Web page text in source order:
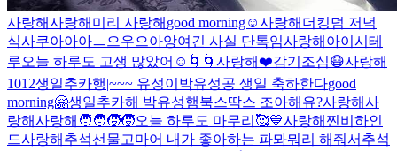
사랑해사랑해 미리 사랑해 good morning☺️사랑해 더킹덤 저녁
식사쿠아아아ㅡ으우으아앙여긴 사실 단톡임사랑해 아이시테
루오늘 하루도 고생 많았어☺️ 🌀🌀 사랑해 ❤️감기조심😷사랑해
1012생일추카행|~~~ 유성이 박유성공 생일 축하한다good
morning🤗생일추카해 박유성햄북스딱스 조아해유?사랑해사
랑해사랑해 🧑‍🧑‍🧒‍🧒오늘 하루도 마무리🥰💙사랑해 찐비하인
드사랑해 추석선물고마어 내가 좋아하는 파뫄뭐리 해줘서 추석